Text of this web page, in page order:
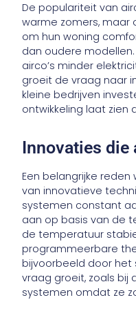
De populariteit van
warme zomers, maar
om hun woning
dan oudere
airco’s minder
groeit de vraag naar
kleine bedrijven
ontwikkeling laat zien
Innovaties die
Een belangrijke
van innovatieve
systemen constant
aan op basis van de
de temperatuur
programmeerbare
bijvoorbeeld door het
vraag groeit, zoals bij
systemen omdat ze